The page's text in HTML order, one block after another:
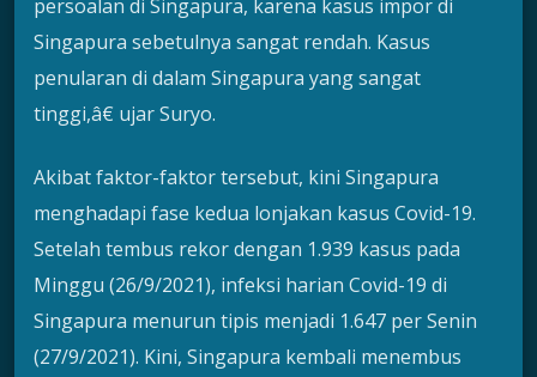
persoalan di Singapura, karena kasus impor di
Singapura sebetulnya sangat rendah. Kasus
penularan di dalam Singapura yang sangat
tinggi,â€ ujar Suryo.
Akibat faktor-faktor tersebut, kini Singapura
menghadapi fase kedua lonjakan kasus Covid-19.
Setelah tembus rekor dengan 1.939 kasus pada
Minggu (26/9/2021), infeksi harian Covid-19 di
Singapura menurun tipis menjadi 1.647 per Senin
(27/9/2021). Kini, Singapura kembali menembus